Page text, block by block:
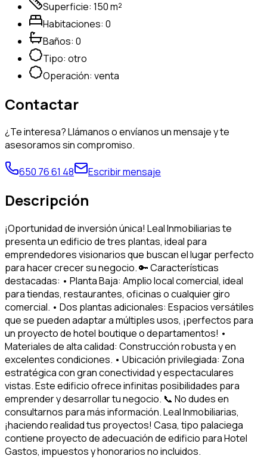
Superficie: 150m²
Habitaciones: 0
Baños: 0
Tipo: otro
Operación: venta
Contactar
¿Te interesa? Llámanos o envíanos un mensaje y te
asesoramos sin compromiso.
650 76 61 48 Escribir mensaje
Descripción
¡Oportunidad de inversión única! Leal Inmobiliarias te
presenta un edificio de tres plantas, ideal para
emprendedores visionarios que buscan el lugar perfecto
para hacer crecer su negocio. 🔑 Características
destacadas: • Planta Baja: Amplio local comercial, ideal
para tiendas, restaurantes, oficinas o cualquier giro
comercial. • Dos plantas adicionales: Espacios versátiles
que se pueden adaptar a múltiples usos, ¡perfectos para
un proyecto de hotel boutique o departamentos! •
Materiales de alta calidad: Construcción robusta y en
excelentes condiciones. • Ubicación privilegiada: Zona
estratégica con gran conectividad y espectaculares
vistas. Este edificio ofrece infinitas posibilidades para
emprender y desarrollar tu negocio. 📞 No dudes en
consultarnos para más información. Leal Inmobiliarias,
¡haciendo realidad tus proyectos! Casa, tipo palaciega
contiene proyecto de adecuación de edificio para Hotel
Gastos, impuestos y honorarios no incluidos.